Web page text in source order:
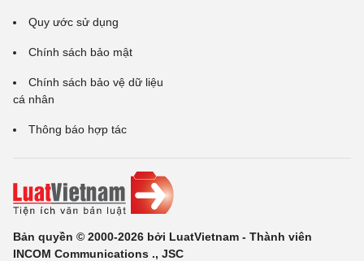
Quy ước sử dụng
Chính sách bảo mật
Chính sách bảo vệ dữ liệu
cá nhân
Thông báo hợp tác
Bản quyền © 2000-2026 bởi LuatVietnam - Thành viên
INCOM Communications ., JSC